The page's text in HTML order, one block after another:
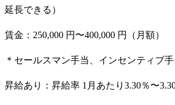
延長できる）
賃金：250,000 円〜400,000 円（月額）
＊セールスマン手当、インセンティブ手
昇給あり：昇給率 1月あたり3.30％〜